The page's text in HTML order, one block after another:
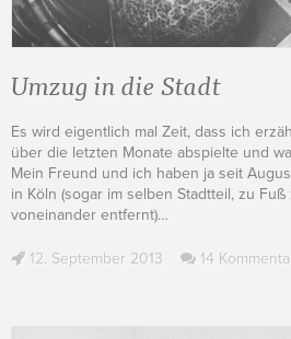
Umzug in die Stadt
Es wird eigentlich mal Zeit, dass ich
über die letzten Monate abspielte und
Mein Freund und ich haben ja seit
in Köln (sogar im selben Stadtteil, zu
voneinander entfernt)…
12. September 2013 14